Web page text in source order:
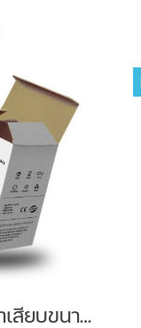
กล่องไดคัทฝาเสียบขนาด : 10 x 10 x 18 cm.